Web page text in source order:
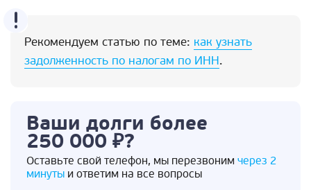
Рекомендуем статью по теме: как узнать
задолженность по налогам по ИНН.
Ваши долги более
250 000 ₽?
Оставьте свой телефон, мы перезвоним через 2
минуты и ответим на все вопросы